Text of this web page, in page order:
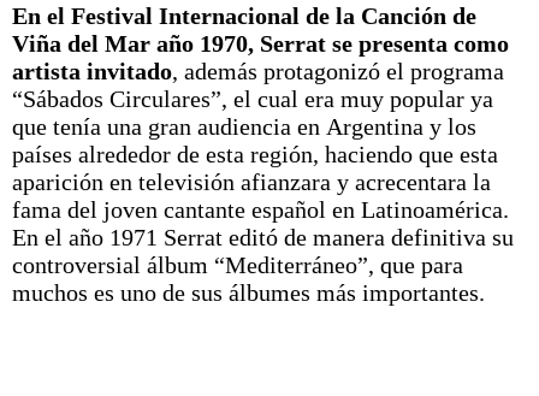
En el Festival Internacional de la Canción de
Viña del Mar año 1970, Serrat se presenta como
artista invitado, además protagonizó el programa
“Sábados Circulares”, el cual era muy popular ya
que tenía una gran audiencia en Argentina y los
países alrededor de esta región, haciendo que esta
aparición en televisión afianzara y acrecentara la
fama del joven cantante español en Latinoamérica.
En el año 1971 Serrat editó de manera definitiva su
controversial álbum “Mediterráneo”, que para
muchos es uno de sus álbumes más importantes.